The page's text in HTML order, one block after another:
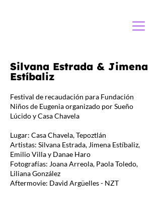
Silvana Estrada & Jimena
Estíbaliz
Festival de recaudación para Fundación
Niños de Eugenia organizado por Sueño
Lúcido y Casa Chavela
Lugar: Casa Chavela, Tepoztlán
Artistas: Silvana Estrada, Jimena Estíbaliz,
Emilio Villa y Danae Haro
Fotografías: Joana Arreola, Paola Toledo,
Liliana González
Aftermovie: David Argüelles - NZT